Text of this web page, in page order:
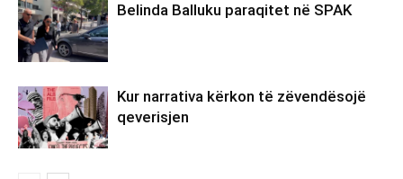
Belinda Balluku paraqitet në SPAK
Kur narrativa kërkon të zëvendësojë
qeverisjen